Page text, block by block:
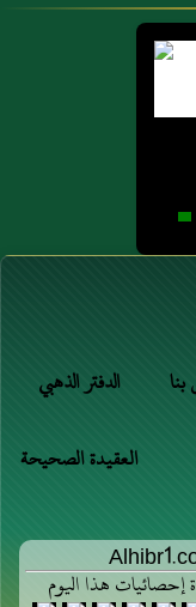
الدفتر الذهبي
العقيدة الصحيحة
إحصائيات هذا اليوم